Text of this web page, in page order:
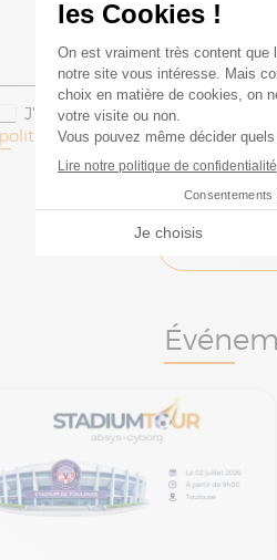
J'ai lu et j'accepte la charte de
politique des cookies et de